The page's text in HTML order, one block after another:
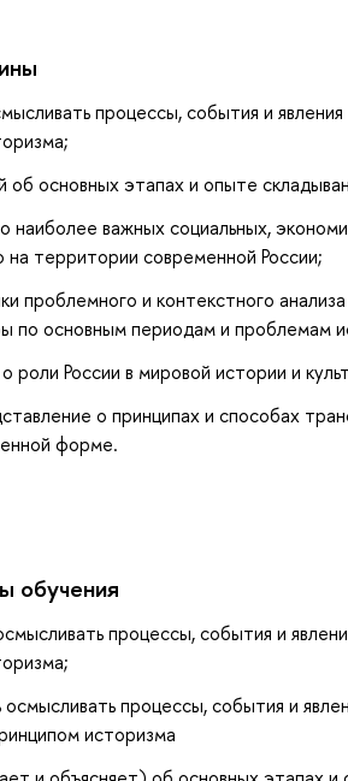
процессы, события и
об основных этапах и опыте
наиболее важных социальных,
территории современной России;
проблемного и контекстного
по основным периодам и проблемам
роли России в мировой истории и
о принципах и способах
форме.
обучения
процессы, события и
процессы, события и
историзма